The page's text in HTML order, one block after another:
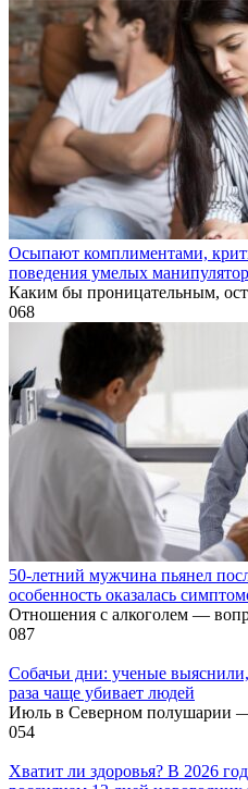
Осыпают комплиментами,
поведения умелых
Каким бы проницательным,
068
50-летний мужчина пьянел
особенность оказалась
Отношения с алкоголем —
087
Собачьи дни: ученые
раза чаще убивает людей
Июль в Северном полушарии
054
Хватит ли здоровья? В 2026